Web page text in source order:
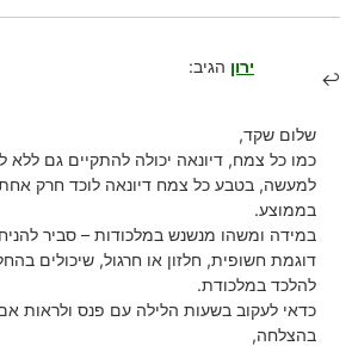
ירון הגיב:
שלום שקד,
כמו כל צמח, דיונאה יכולה להתקיים גם ללא
למעשה, בטבע כל צמח דיונאה לוכד חרק
בממוצע.
במידה ומשהו מנשנש במלכודות – סביר
דוגמת חשופית, חלזון או חרגול, שיכולים
להלכד במלכודת.
כדאי לעקוב בשעות הלילה עם פנס ולראות
בהצלחה,